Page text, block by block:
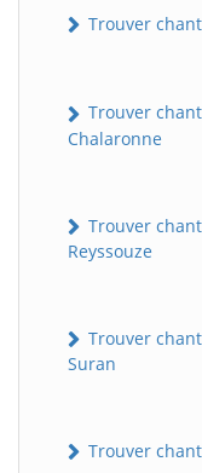
Trouver
Trouver
Chalaronne
Trouver
Reyssouze
Trouver
Suran
Trouver